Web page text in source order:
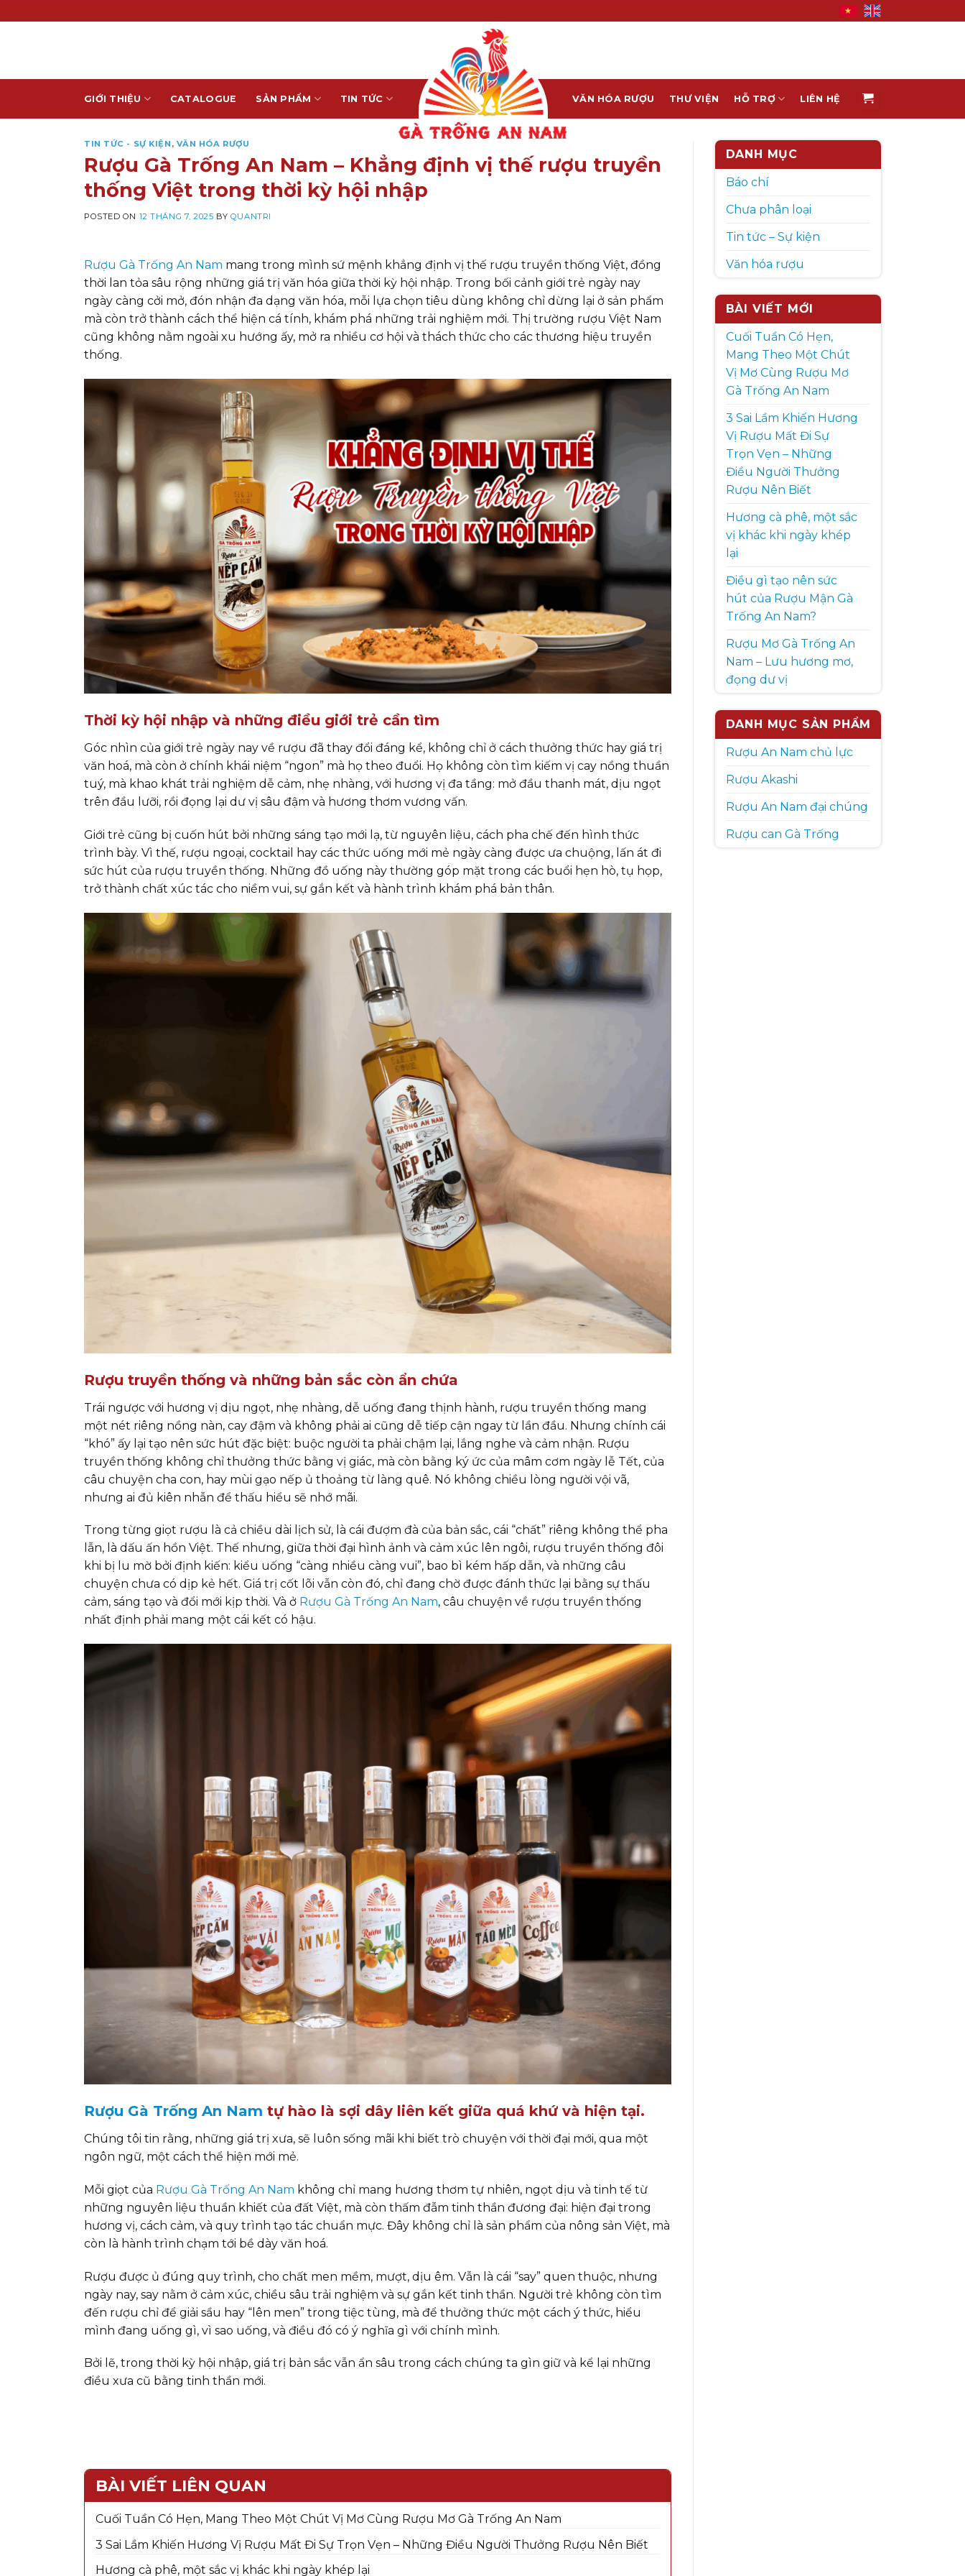
to
GIỚI THIỆU CATALOGUE SẢN PHẨM TIN TỨC VĂN HÓA RƯỢU THƯ VIỆN HỖ TRỢ LIÊN HỆ
TIN TỨC - SỰ KIỆN , VĂN HÓA RƯỢU
Rượu Gà Trống An Nam – Khẳng định vị thế rượu truyền
thống Việt trong thời kỳ hội nhập
POSTED ON 12 THÁNG 7, 2025 BY QUANTRI
Rượu Gà Trống An Nam mang trong mình sứ mệnh khẳng định vị thế rượu truyền thống Việt, đồng
thời lan tỏa sâu rộng những giá trị văn hóa giữa thời kỳ hội nhập. Trong bối cảnh giới trẻ ngày nay
ngày càng cởi mở, đón nhận đa dạng văn hóa, mỗi lựa chọn tiêu dùng không chỉ dừng lại ở sản phẩm
mà còn trở thành cách thể hiện cá tính, khám phá những trải nghiệm mới. Thị trường rượu Việt Nam
cũng không nằm ngoài xu hướng ấy, mở ra nhiều cơ hội và thách thức cho các thương hiệu truyền
thống.
Thời kỳ hội nhập và những điều giới trẻ cần tìm
Góc nhìn của giới trẻ ngày nay về rượu đã thay đổi đáng kể, không chỉ ở cách thưởng thức hay giá trị
văn hoá, mà còn ở chính khái niệm “ngon” mà họ theo đuổi. Họ không còn tìm kiếm vị cay nồng thuần
tuý, mà khao khát trải nghiệm dễ cảm, nhẹ nhàng, với hương vị đa tầng: mở đầu thanh mát, dịu ngọt
trên đầu lưỡi, rồi đọng lại dư vị sâu đậm và hương thơm vương vấn.
Giới trẻ cũng bị cuốn hút bởi những sáng tạo mới lạ, từ nguyên liệu, cách pha chế đến hình thức
trình bày. Vì thế, rượu ngoại, cocktail hay các thức uống mới mẻ ngày càng được ưa chuộng, lấn át đi
sức hút của rượu truyền thống. Những đồ uống này thường góp mặt trong các buổi hẹn hò, tụ họp,
trở thành chất xúc tác cho niềm vui, sự gắn kết và hành trình khám phá bản thân.
Rượu truyền thống và những bản sắc còn ẩn chứa
Trái ngược với hương vị dịu ngọt, nhẹ nhàng, dễ uống đang thịnh hành, rượu truyền thống mang
một nét riêng nồng nàn, cay đậm và không phải ai cũng dễ tiếp cận ngay từ lần đầu. Nhưng chính cái
“khó” ấy lại tạo nên sức hút đặc biệt: buộc người ta phải chậm lại, lắng nghe và cảm nhận. Rượu
truyền thống không chỉ thưởng thức bằng vị giác, mà còn bằng ký ức của mâm cơm ngày lễ Tết, của
câu chuyện cha con, hay mùi gạo nếp ủ thoảng từ làng quê. Nó không chiều lòng người vội vã,
nhưng ai đủ kiên nhẫn để thấu hiểu sẽ nhớ mãi.
Trong từng giọt rượu là cả chiều dài lịch sử, là cái đượm đà của bản sắc, cái “chất” riêng không thể pha
lẫn, là dấu ấn hồn Việt. Thế nhưng, giữa thời đại hình ảnh và cảm xúc lên ngôi, rượu truyền thống đôi
khi bị lu mờ bởi định kiến: kiểu uống “càng nhiều càng vui”, bao bì kém hấp dẫn, và những câu
chuyện chưa có dịp kẻ hết. Giá trị cốt lõi vẫn còn đó, chỉ đang chờ được đánh thức lại bằng sự thấu
cảm, sáng tạo và đổi mới kịp thời. Và ở Rượu Gà Trống An Nam, câu chuyện về rượu truyền thống
nhất định phải mang một cái kết có hậu.
Rượu Gà Trống An Nam tự hào là sợi dây liên kết giữa quá khứ và hiện tại.
Chúng tôi tin rằng, những giá trị xưa, sẽ luôn sống mãi khi biết trò chuyện với thời đại mới, qua một
ngôn ngữ, một cách thể hiện mới mẻ.
Mỗi giọt của Rượu Gà Trống An Nam không chỉ mang hương thơm tự nhiên, ngọt dịu và tinh tế từ
những nguyên liệu thuần khiết của đất Việt, mà còn thấm đẫm tinh thần đương đại: hiện đại trong
hương vị, cách cảm, và quy trình tạo tác chuẩn mực. Đây không chỉ là sản phẩm của nông sản Việt, mà
còn là hành trình chạm tới bề dày văn hoá.
Rượu được ủ đúng quy trình, cho chất men mềm, mượt, dịu êm. Vẫn là cái “say” quen thuộc, nhưng
ngày nay, say nằm ở cảm xúc, chiều sâu trải nghiệm và sự gắn kết tinh thần. Người trẻ không còn tìm
đến rượu chỉ để giải sầu hay “lên men” trong tiệc tùng, mà để thưởng thức một cách ý thức, hiểu
mình đang uống gì, vì sao uống, và điều đó có ý nghĩa gì với chính mình.
Bởi lẽ, trong thời kỳ hội nhập, giá trị bản sắc vẫn ẩn sâu trong cách chúng ta gìn giữ và kể lại những
điều xưa cũ bằng tinh thần mới.
BÀI VIẾT LIÊN QUAN
Cuối Tuần Có Hẹn, Mang Theo Một Chút Vị Mơ Cùng Rượu Mơ Gà Trống An Nam
3 Sai Lầm Khiến Hương Vị Rượu Mất Đi Sự Trọn Vẹn – Những Điều Người Thưởng Rượu Nên Biết
Hương cà phê, một sắc vị khác khi ngày khép lại
DANH MỤC
Báo chí
Chưa phân loại
Tin tức – Sự kiện
Văn hóa rượu
BÀI VIẾT MỚI
Cuối Tuần Có Hẹn,
Mang Theo Một Chút
Vị Mơ Cùng Rượu Mơ
Gà Trống An Nam
3 Sai Lầm Khiến Hương
Vị Rượu Mất Đi Sự
Trọn Vẹn – Những
Điều Người Thưởng
Rượu Nên Biết
Hương cà phê, một sắc
vị khác khi ngày khép
lại
Điều gì tạo nên sức
hút của Rượu Mận Gà
Trống An Nam?
Rượu Mơ Gà Trống An
Nam – Lưu hương mơ,
đọng dư vị
DANH MỤC SẢN PHẨM
Rượu An Nam chủ lực
Rượu Akashi
Rượu An Nam đại chúng
Rượu can Gà Trống